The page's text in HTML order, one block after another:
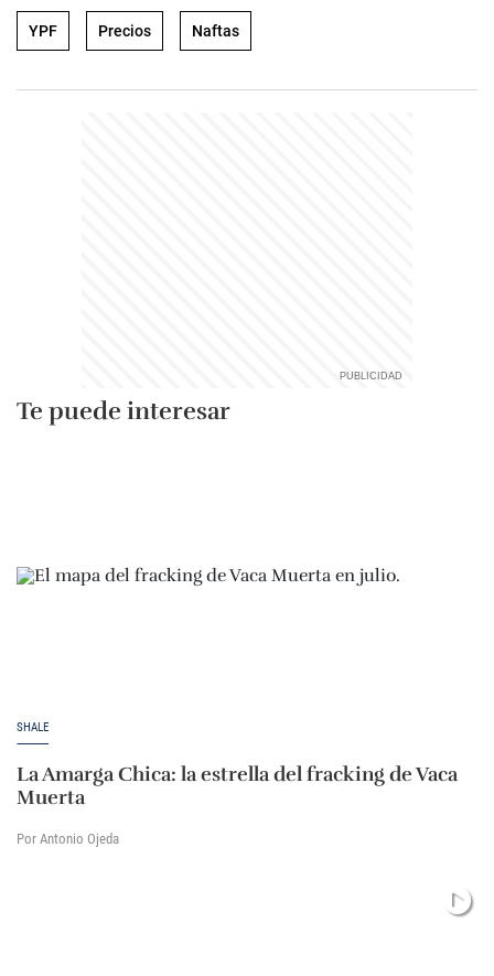
YPF Precios Naftas
Te puede interesar
SHALE
La Amarga Chica: la estrella del fracking de Vaca
Muerta
Por Antonio Ojeda